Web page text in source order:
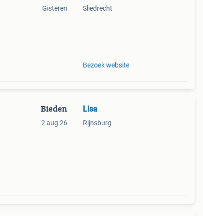
Gisteren Sliedrecht
Bezoek website
Bieden
2 aug 26
Lisa
Rijnsburg